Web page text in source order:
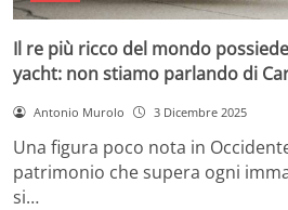
Il re più ricco del mondo
yacht: non stiamo parlando di
Antonio Murolo 3 Dicembre 2025
Una figura poco nota in
patrimonio che supera ogni
si…